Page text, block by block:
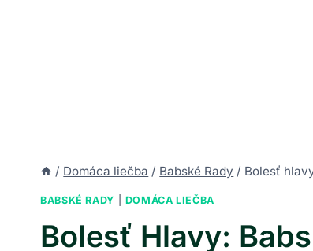
/ Domáca liečba / Babské Rady / Bolesť
BABSKÉ RADY DOMÁCA LIEČBA
Bolesť Hlavy: